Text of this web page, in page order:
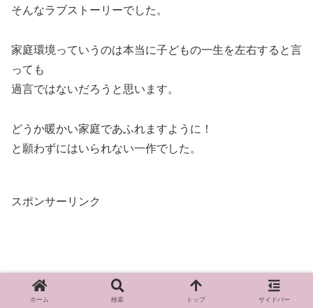
そんなラブストーリーでした。
家庭環境っていうのは本当に子どもの一生を左右すると言
っても
過言ではないだろうと思います。
どうか暖かい家庭であふれますように！
と願わずにはいられない一作でした。
スポンサーリンク
ホーム 検索 トップ サイドバー